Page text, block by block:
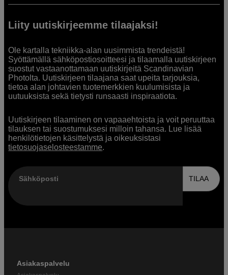
Liity uutiskirjeemme tilaajaksi!
Ole kartalla tekniikka-alan uusimmista trendeistä!
Syöttämällä sähköpostiosoitteesi ja tilaamalla uutiskirjeen
suostut vastaanottamaan uutiskirjeitä Scandinavian
Photolta. Uutiskirjeen tilaajana saat upeita tarjouksia,
tietoa alan johtavien tuotemerkkien kuulumisista ja
uutuuksista sekä tietysti runsaasti inspiraatiota.
Uutiskirjeen tilaaminen on vapaaehtoista ja voit peruuttaa
tilauksen tai suostumuksesi milloin tahansa. Lue lisää
henkilötietojen käsittelystä ja oikeuksistasi
tietosuojaselosteestamme.
Sähköposti TILAA
Asiakaspalvelu